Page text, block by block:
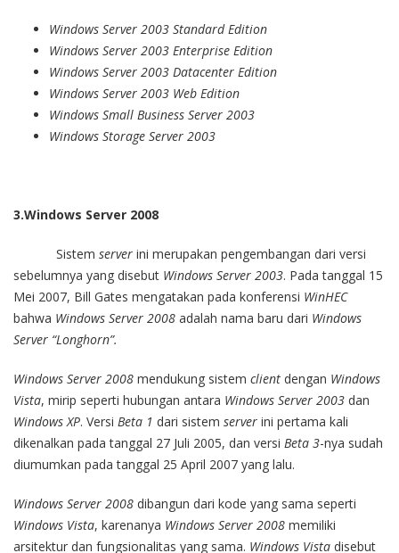
Windows Server 2003 Standard Edition
Windows Server 2003 Enterprise Edition
Windows Server 2003 Datacenter Edition
Windows Server 2003 Web Edition
Windows Small Business Server 2003
Windows Storage Server 2003
3.Windows Server 2008
Sistem server ini merupakan pengembangan dari versi
sebelumnya yang disebut Windows Server 2003. Pada tanggal 15
Mei 2007, Bill Gates mengatakan pada konferensi WinHEC
bahwa Windows Server 2008 adalah nama baru dari Windows
Server “Longhorn”.
Windows Server 2008 mendukung sistem client dengan Windows
Vista, mirip seperti hubungan antara Windows Server 2003 dan
Windows XP. Versi Beta 1 dari sistem server ini pertama kali
dikenalkan pada tanggal 27 Juli 2005, dan versi Beta 3-nya sudah
diumumkan pada tanggal 25 April 2007 yang lalu.
Windows Server 2008 dibangun dari kode yang sama seperti
Windows Vista, karenanya Windows Server 2008 memiliki
arsitektur dan fungsionalitas yang sama. Windows Vista disebut